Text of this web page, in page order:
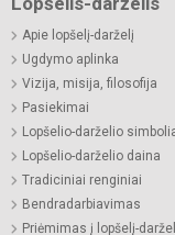
Apie lopšelį-darželį
Ugdymo aplinka
Vizija, misija, filosofija
Pasiekimai
Lopšelio-darželio
Lopšelio-darželio daina
Tradiciniai renginiai
Bendradarbiavimas
Priėmimas į lopšelį-